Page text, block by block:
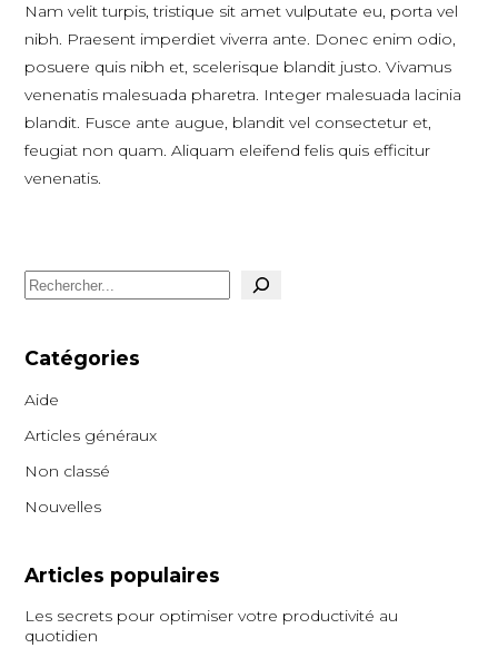
Nam velit turpis, tristique sit amet vulputate eu, porta vel
nibh. Praesent imperdiet viverra ante. Donec enim odio,
posuere quis nibh et, scelerisque blandit justo. Vivamus
venenatis malesuada pharetra. Integer malesuada lacinia
blandit. Fusce ante augue, blandit vel consectetur et,
feugiat non quam. Aliquam eleifend felis quis efficitur
venenatis.
Recherche
Catégories
Aide
Articles généraux
Non classé
Nouvelles
Articles populaires
Les secrets pour optimiser votre productivité au
quotidien